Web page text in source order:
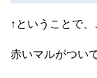
↑ということで
赤いマルがつい